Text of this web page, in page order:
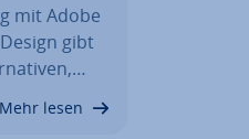
mit Adobe
gibt
Mehr lesen